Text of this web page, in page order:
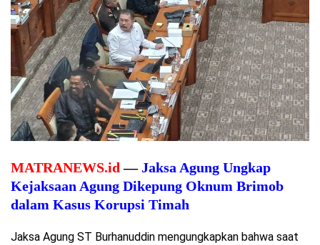
MATRANEWS.id —Jaksa Agung Ungkap
Kejaksaan Agung Dikepung Oknum Brimob
dalam Kasus Korupsi Timah
Jaksa Agung ST Burhanuddin mengungkapkan bahwa saat